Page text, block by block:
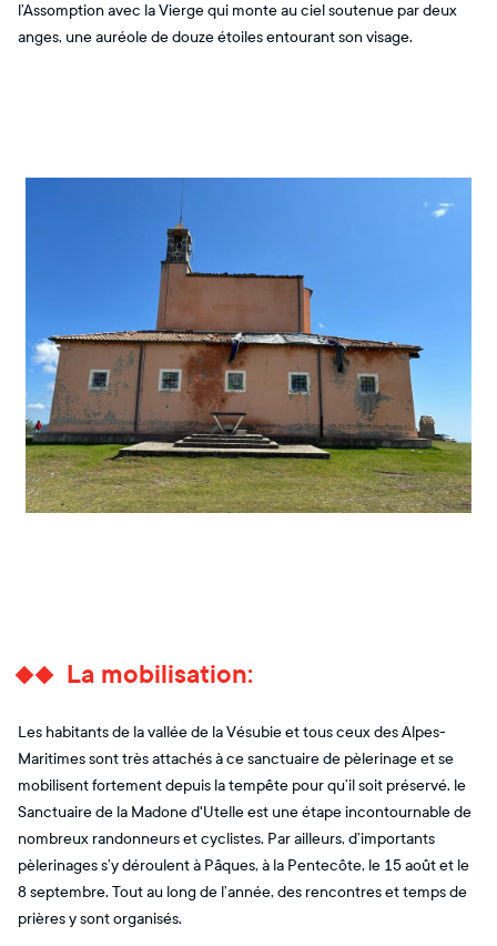
l’Assomption avec la Vierge qui monte au ciel soutenue par deux
anges, une auréole de douze étoiles entourant son visage.
La mobilisation:
Les habitants de la vallée de la Vésubie et tous ceux des Alpes-
Maritimes sont très attachés à ce sanctuaire de pèlerinage et se
mobilisent fortement depuis la tempête pour qu’il soit préservé. le
Sanctuaire de la Madone d'Utelle est une étape incontournable de
nombreux randonneurs et cyclistes. Par ailleurs, d’importants
pèlerinages s’y déroulent à Pâques, à la Pentecôte, le 15 août et le
8 septembre. Tout au long de l’année, des rencontres et temps de
prières y sont organisés.